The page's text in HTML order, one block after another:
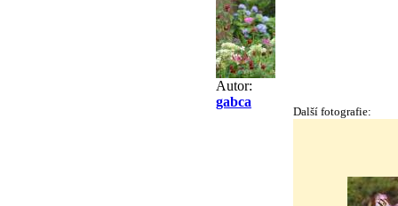
Autor:
gabca
Další fotografie: